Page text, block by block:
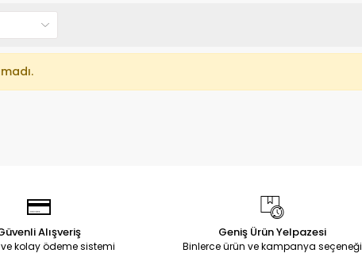
Alışveriş
kolay ödeme sistemi
Geniş Ürün Yelpazesi
Binlerce ürün ve kampanya seçeneği